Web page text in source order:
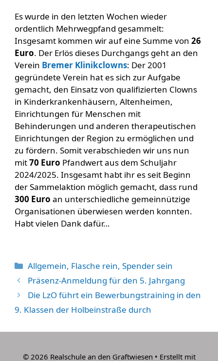
Es wurde in den letzten Wochen wieder
ordentlich Mehrwegpfand gesammelt:
Insgesamt kommen wir auf eine Summe von 26
Euro. Der Erlös dieses Durchgangs geht an den
Verein Bremer Klinikclowns: Der 2001
gegründete Verein hat es sich zur Aufgabe
gemacht, den Einsatz von qualifizierten Clowns
in Kinderkrankenhäusern, Altenheimen,
Einrichtungen für Menschen mit
Behinderungen und anderen therapeutischen
Einrichtungen der Region zu ermöglichen und
zu fördern. Somit verabschieden wir uns nun
mit70 Euro Pfandwert aus dem Schuljahr
2024/2025. Insgesamt habt ihr es seit Beginn
der Sammelaktion möglich gemacht, dass rund
300 Euro an unterschiedliche gemeinnützige
Organisationen überwiesen werden konnten.
Habt vielen Dank dafür…
Kategorien
Allgemein, Flasche rein, Spender sein
Präsenz-Anmeldung für den 5. Jahrgang
Die LzO führt ein Bewerbungstraining in den
9. Klassen der Holbeinstraße durch
© 2026 Realschule an den Graftwiesen • Erstellt mit